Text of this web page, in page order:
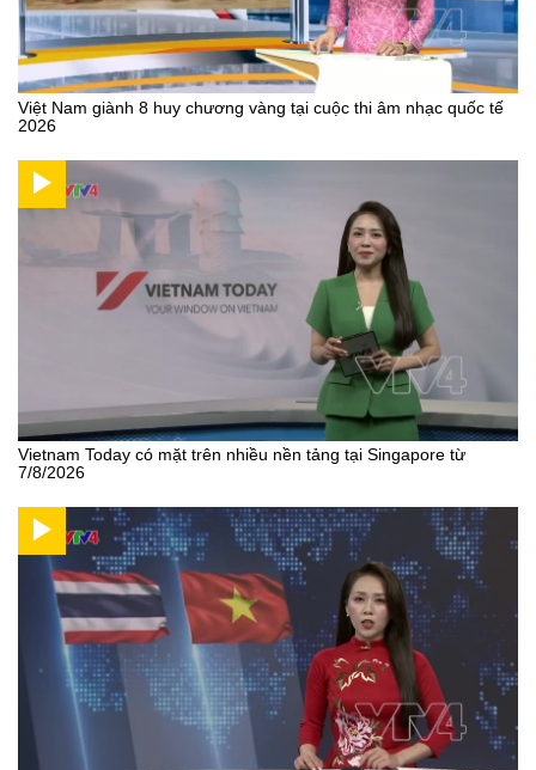
Việt Nam giành 8 huy chương vàng tại cuộc thi âm nhạc quốc tế
2026
Vietnam Today có mặt trên nhiều nền tảng tại Singapore từ
7/8/2026